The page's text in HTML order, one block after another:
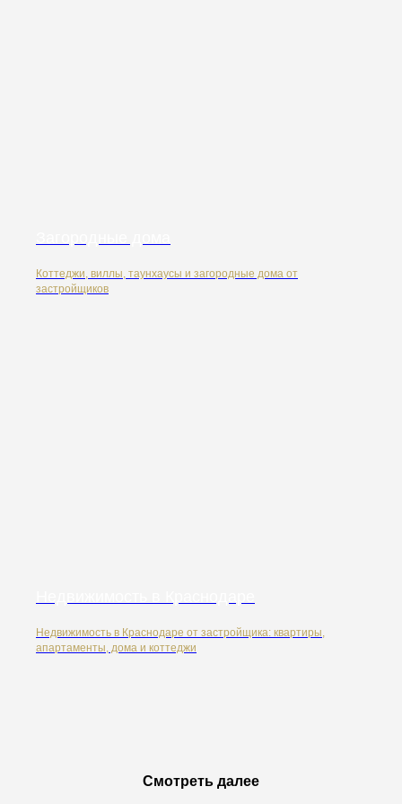
Коттеджи, виллы, таунхаусы и загородные дома от
застройщиков
Недвижимость в Краснодаре от застройщика: квартиры,
апартаменты, дома и коттеджи
Смотреть далее